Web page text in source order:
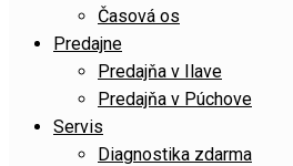
Časová os
Predajne
Predajňa v Ilave
Predajňa v Púchove
Servis
Diagnostika zdarma